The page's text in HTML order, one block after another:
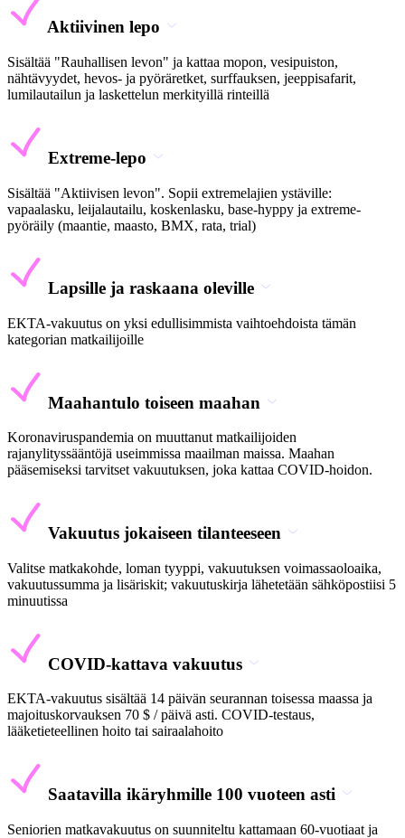
Aktiivinen lepo
Sisältää "Rauhallisen levon" ja kattaa mopon, vesipuiston,
nähtävyydet, hevos- ja pyöräretket, surffauksen, jeeppisafarit,
lumilautailun ja laskettelun merkityillä rinteillä
Extreme-lepo
Sisältää "Aktiivisen levon". Sopii extremelajien ystäville:
vapaalasku, leijalautailu, koskenlasku, base-hyppy ja extreme-
pyöräily (maantie, maasto, BMX, rata, trial)
Lapsille ja raskaana oleville
EKTA-vakuutus on yksi edullisimmista vaihtoehdoista tämän
kategorian matkailijoille
Maahantulo toiseen maahan
Koronaviruspandemia on muuttanut matkailijoiden
rajanylityssääntöjä useimmissa maailman maissa. Maahan
pääsemiseksi tarvitset vakuutuksen, joka kattaa COVID-hoidon.
Vakuutus jokaiseen tilanteeseen
Valitse matkakohde, loman tyyppi, vakuutuksen voimassaoloaika,
vakuutussumma ja lisäriskit; vakuutuskirja lähetetään sähköpostiisi 5
minuutissa
COVID-kattava vakuutus
EKTA-vakuutus sisältää 14 päivän seurannan toisessa maassa ja
majoituskorvauksen 70 $ / päivä asti. COVID-testaus,
lääketieteellinen hoito tai sairaalahoito
Saatavilla ikäryhmille 100 vuoteen asti
Seniorien matkavakuutus on suunniteltu kattamaan 60-vuotiaat ja